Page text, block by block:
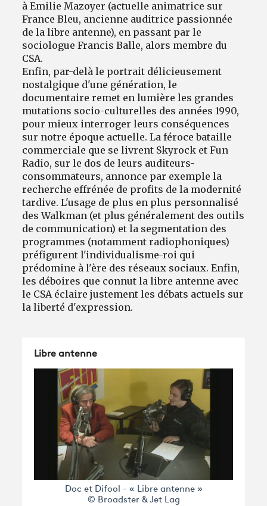
à Emilie Mazoyer (actuelle animatrice sur
France Bleu, ancienne auditrice passionnée
de la libre antenne), en passant par le
sociologue Francis Balle, alors membre du
CSA.
Enfin, par-delà le portrait délicieusement
nostalgique d'une génération, le
documentaire remet en lumière les grandes
mutations socio-culturelles des années 1990,
pour mieux interroger leurs conséquences
sur notre époque actuelle. La féroce bataille
commerciale que se livrent Skyrock et Fun
Radio, sur le dos de leurs auditeurs-
consommateurs, annonce par exemple la
recherche effrénée de profits de la modernité
tardive. L'usage de plus en plus personnalisé
des Walkman (et plus généralement des outils
de communication) et la segmentation des
programmes (notamment radiophoniques)
préfigurent l'individualisme-roi qui
prédomine à l'ère des réseaux sociaux. Enfin,
les déboires que connut la libre antenne avec
le CSA éclaire justement les débats actuels sur
la liberté d'expression.
Libre antenne
Doc et Difool - « Libre antenne »
© Broadster & Jet Lag